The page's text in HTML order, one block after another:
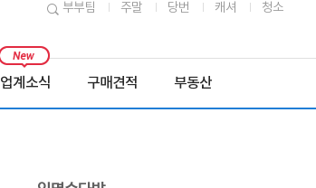
부부팀 주말 당번 캐셔 청소
업계소식 구매견적 부동산